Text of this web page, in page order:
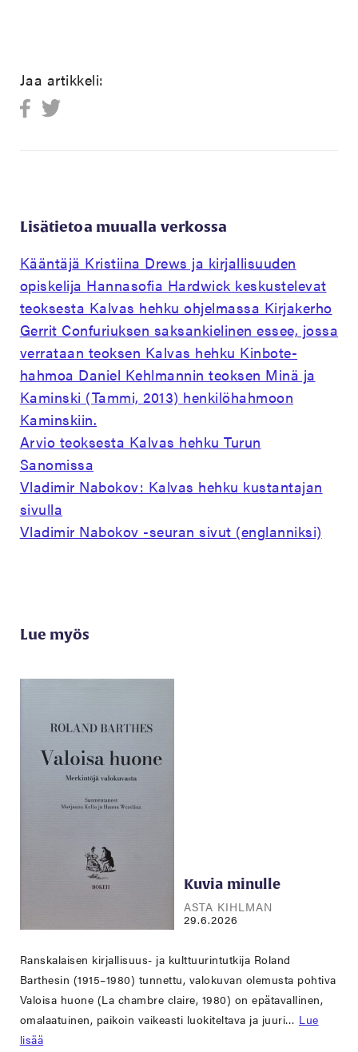
Jaa artikkeli:
Lisätietoa muualla verkossa
Kääntäjä Kristiina Drews ja kirjallisuuden
opiskelija Hannasofia Hardwick keskustelevat
teoksesta Kalvas hehku ohjelmassa Kirjakerho
Gerrit Confuriuksen saksankielinen essee, jossa
verrataan teoksen Kalvas hehku Kinbote-
hahmoa Daniel Kehlmannin teoksen Minä ja
Kaminski (Tammi, 2013) henkilöhahmoon
Kaminskiin.
Arvio teoksesta Kalvas hehku Turun
Sanomissa
Vladimir Nabokov: Kalvas hehku kustantajan
sivulla
Vladimir Nabokov -seuran sivut (englanniksi)
Lue myös
Kuvia minulle
ASTA KIHLMAN
29.6.2026
Ranskalaisen kirjallisuus- ja kulttuurintutkija Roland
Barthesin (1915–1980) tunnettu, valokuvan olemusta pohtiva
Valoisa huone (La chambre claire, 1980) on epätavallinen,
omalaatuinen, paikoin vaikeasti luokiteltava ja juuri… Lue
lisää